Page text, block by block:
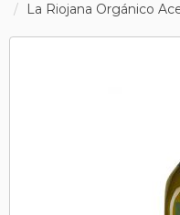
La Riojana Orgánico